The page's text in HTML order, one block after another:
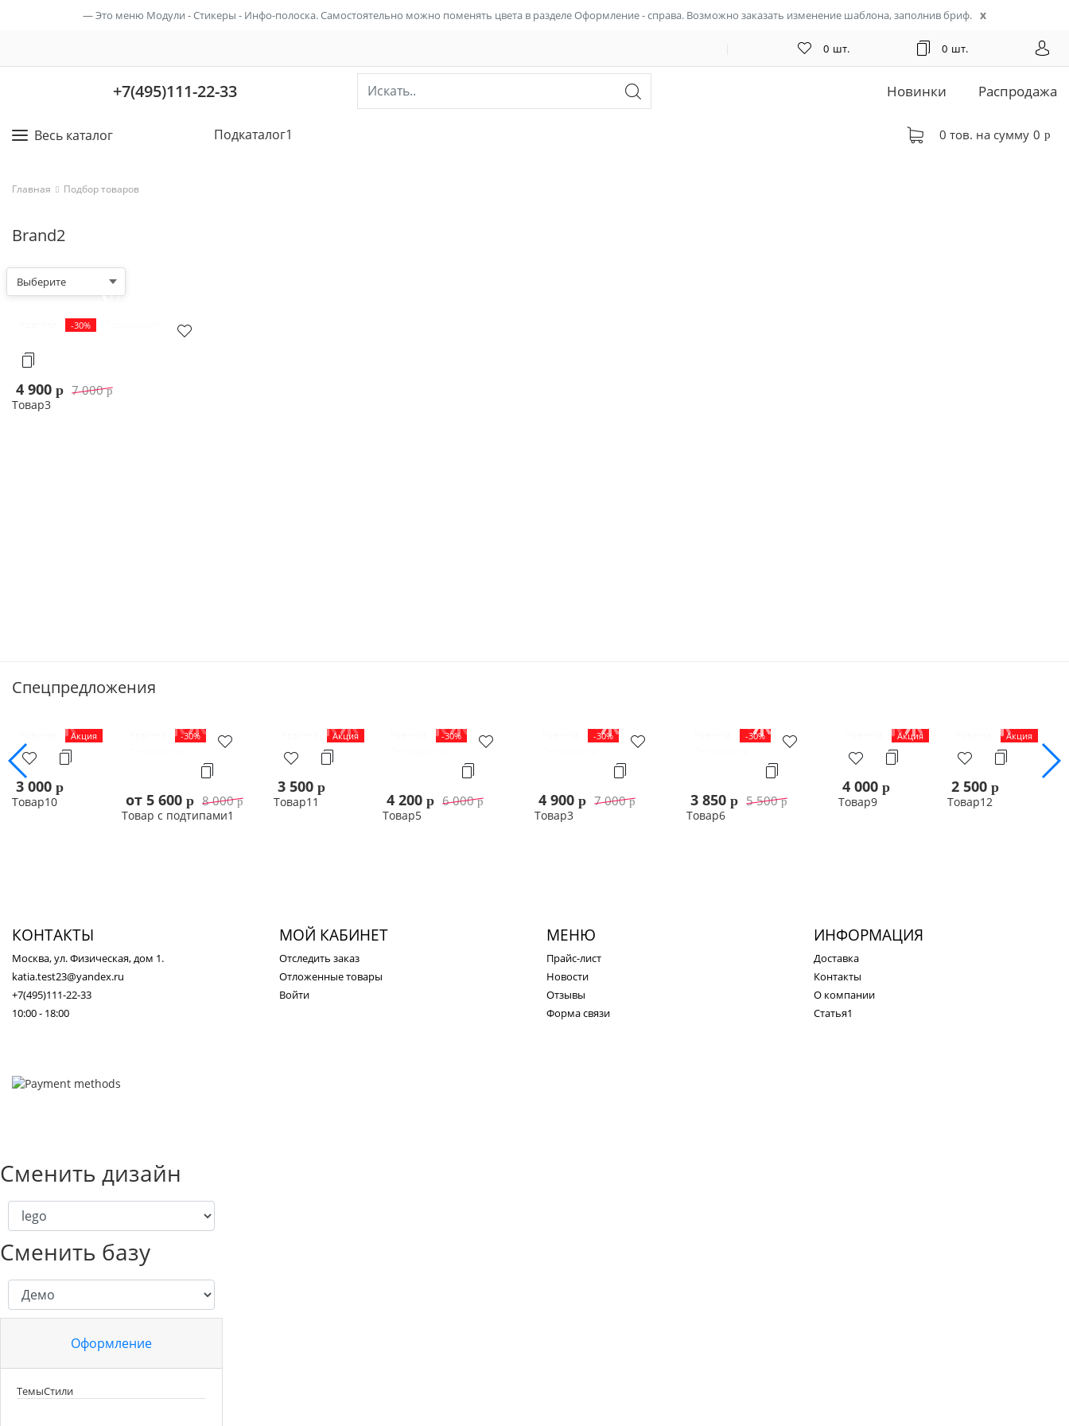
Это меню Модули - Стикеры - Инфо-полоска. Самостоятельно можно поменять цвета в разделе Оформление - справа. Возможно заказать изменение шаблона,заполнив бриф. x
0 шт. 0 шт.
+7(495)111-22-33 Новинки Распродажа
Весь каталог Подкаталог1 0 тов. на сумму 0 p
Главная Подбор товаров
Brand2
Выберите
-30%
4 900 p 7 000 p
Товар3
Спецпредложения
Акция
3 000 p
Товар10
-30%
от 5 600 p 8 000 p
Товар с подтипами1
Акция
3 500 p
Товар11
-30%
4 200p 6 000 p
Товар5
-30%
4 900 p 7 000 p
Товар3
-30%
3 850 p 5 500 p
Товар6
Акция
4 000 p
Товар9
Акция
2 500p
Товар12
КОНТАКТЫ
Москва, ул. Физическая, дом 1.
katia.test23@yandex.ru
+7(495)111-22-33
10:00 - 18:00
МОЙ КАБИНЕТ
Отследить заказ
Отложенные товары
Войти
МЕНЮ
Прайс-лист
Новости
Отзывы
Форма связи
ИНФОРМАЦИЯ
Доставка
Контакты
О компании
Статья1
Сменить дизайн
Сменить базу
Оформление
ТемыСтили